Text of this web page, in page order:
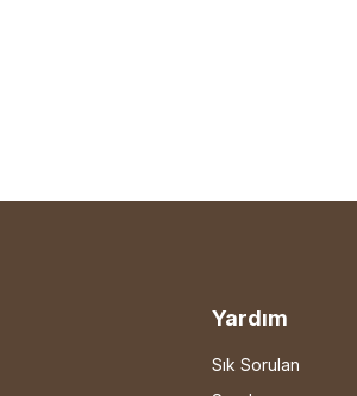
Yardım
Sık Sorulan